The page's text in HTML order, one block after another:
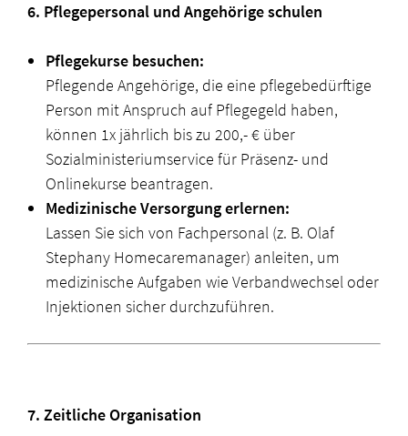
6. Pflegepersonal und Angehörige schulen
Pflegekurse besuchen:
Pflegende Angehörige, die eine pflegebedürftige
Person mit Anspruch auf Pflegegeld haben,
können 1x jährlich bis zu 200,- € über
Sozialministeriumservice für Präsenz- und
Onlinekurse beantragen.
Medizinische Versorgung erlernen:
Lassen Sie sich von Fachpersonal (z. B. Olaf
Stephany Homecaremanager) anleiten, um
medizinische Aufgaben wie Verbandwechsel oder
Injektionen sicher durchzuführen.
7. Zeitliche Organisation